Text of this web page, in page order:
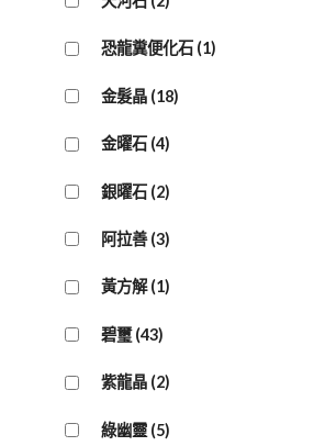
恐龍糞便化石 (1)
金髮晶 (18)
金曜石 (4)
銀曜石 (2)
阿拉善 (3)
黃方解 (1)
碧璽 (43)
紫龍晶 (2)
綠幽靈 (5)